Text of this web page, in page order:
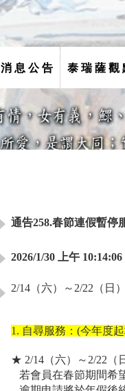
消 息 公 告 泰 瑞 薩 觀
通告258.春節連假暫停
2026/1/30 上午 10:14:06
2/14（六）～2/22（日
1. 自尋服務：(今年度
★ 2/14（六）～2/22（
若會員在春節期間希